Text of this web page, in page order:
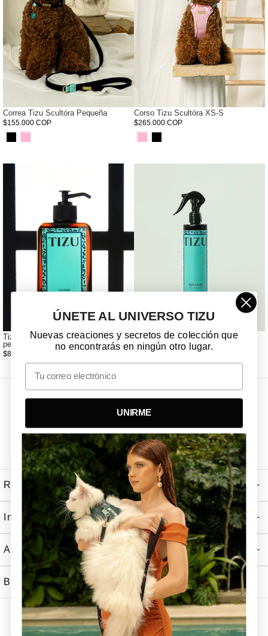
Correa Tizu Scultóra Pequeña
$155.000 COP
Corso Tizu Scultóra XS-S
$265.000 COP
Tizuleire elixir de salmón para el
pelaje
$85.000 COP
Tizunuit - Bruma de Serenidad
$45.000 COP
Recibe Nuestras Ultimas Noticias
Información
Atención al Cliente
Boutiques Tizu
ÚNETE AL UNIVERSO TIZU
Nuevas creaciones y secretos de colección que
no encontrarás en ningún otro lugar.
Email
UNIRME